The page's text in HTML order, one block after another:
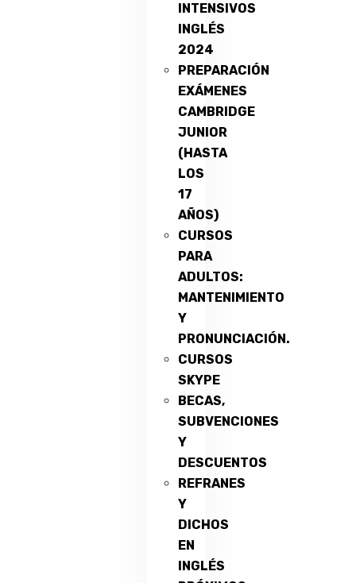
INTENSIVOS
INGLÉS
2024
PREPARACIÓN
EXÁMENES
CAMBRIDGE
JUNIOR
(HASTA
LOS
17
AÑOS)
CURSOS
PARA
ADULTOS:
MANTENIMIENTO
Y
PRONUNCIACIÓN.
CURSOS
SKYPE
BECAS,
SUBVENCIONES
Y
DESCUENTOS
REFRANES
Y
DICHOS
EN
INGLÉS